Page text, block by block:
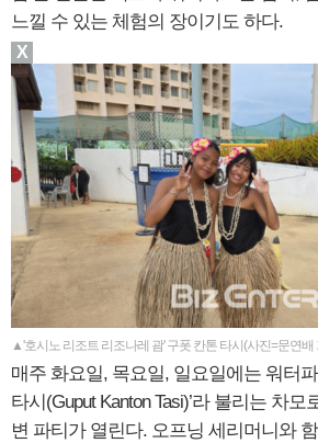
느낄 수 있는 체험의 장이기도 하다.
▲'호시노 리조트 리조나레 괌' 구폿 칸톤 타시(사진=문연배
매주 화요일, 목요일, 일요일에는 워터
타시(Guput Kanton Tasi)’라 불리는 차
변 파티가 열린다. 오프닝 세리머니와
X